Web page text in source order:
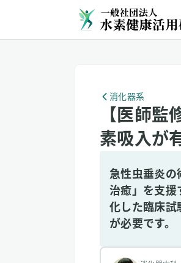
消化器系
【医師
素吸入が
急性虫垂炎の
治癒」を支援
化した臨床試
が必要です。